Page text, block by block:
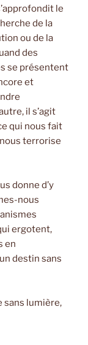
le
de la
ou de la
des
se présentent
et
il s’agit
qui nous fait
terrorise
donne d’y
nous
ergotent,
en
destin sans
sans lumière,